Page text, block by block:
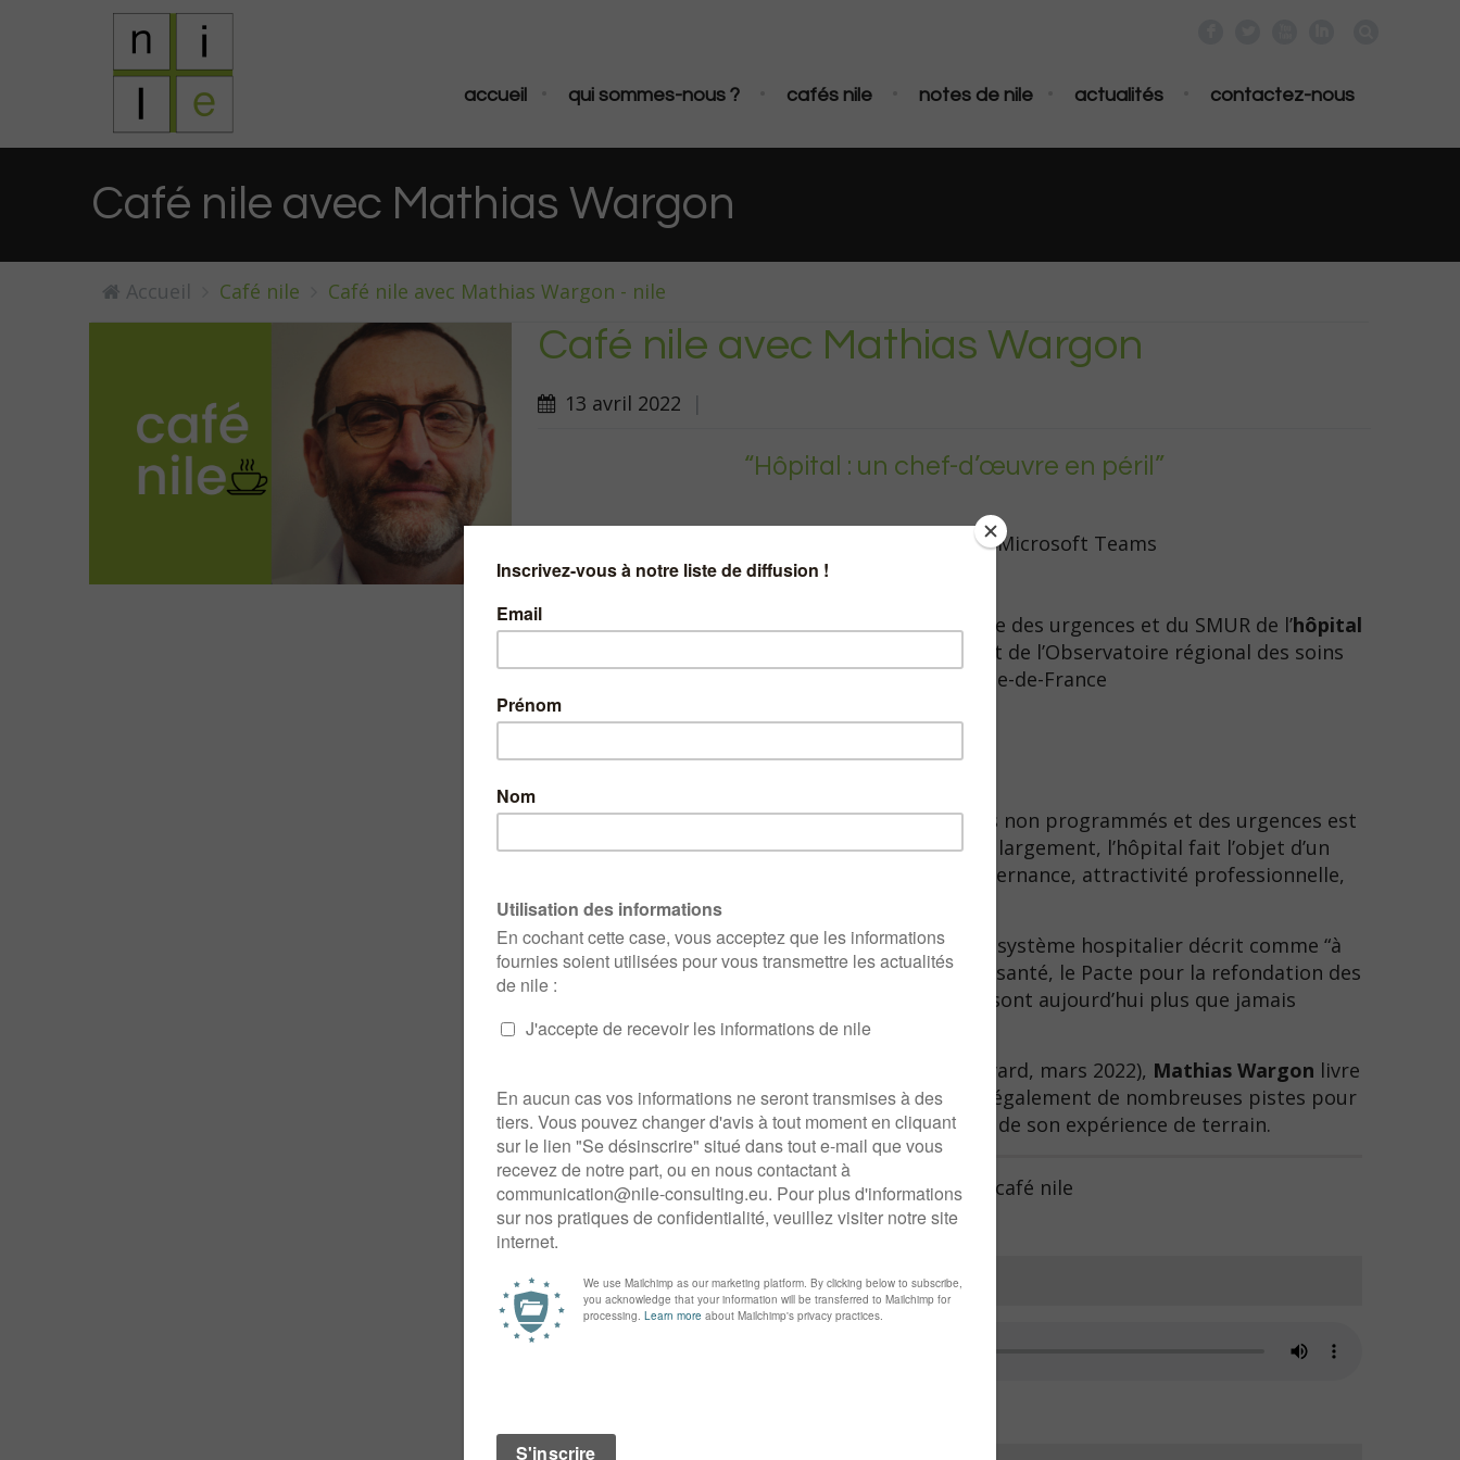
accueil qui sommes-nous ? cafés nile notes de nile actualités contactez-nous
Café nile avec Mathias Wargon
Accueil Café nile Café nile avec Mathias Wargon - nile
Café nile avec Mathias Wargon
13 avril 2022 |
“Hôpital : un chef-d’œuvre en péril”
Mercredi 13 avril 2022 sur Microsoft Teams
Mathias Wargon est urgentiste, chef du service des urgences et du SMUR de l’hôpital
et président de l’Observatoire régional des soins
non programmés d’Île-de-France
La problématique de l’accès aux soins, des soins non programmés et des urgences est
depuis de nombreux mois un sujet majeur. Plus largement, l’hôpital fait l’objet d’un
intense débat : organisation, financement, gouvernance, attractivité professionnelle,
lits…
Autant de questions qui, malgré le constat d’un système hospitalier décrit comme “à
bout de souffle” dès 2018, malgré le Ségur de la santé, le Pacte pour la refondation des
urgences, les différentes missions et rapports, sont aujourd’hui plus que jamais
d’actualité.
(Fayard, mars 2022), Mathias Wargon livre
une vision sans concession de l’hôpital. Il ouvre également de nombreuses pistes pour
le réformer au sein du système de santé, issues de son expérience de terrain.
Réecoutez l’intervention de Mathias Wargon au café nile
Podcast